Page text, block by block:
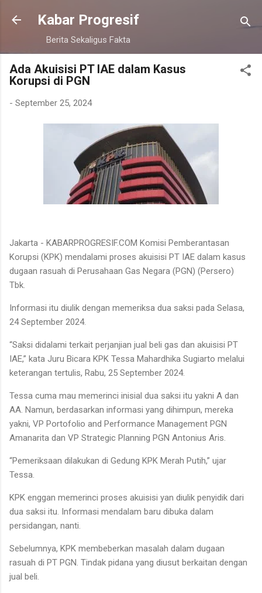
Langsung ke konten utama
Kabar Progresif
Berita Sekaligus Fakta
Ada Akuisisi PT IAE dalam Kasus
Korupsi di PGN
- September 25, 2024
Jakarta - KABARPROGRESIF.COM Komisi Pemberantasan
Korupsi (KPK) mendalami proses akuisisi PT IAE dalam kasus
dugaan rasuah di Perusahaan Gas Negara (PGN) (Persero)
Tbk.
Informasi itu diulik dengan memeriksa dua saksi pada Selasa,
24 September 2024.
“Saksi didalami terkait perjanjian jual beli gas dan akuisisi PT
IAE,” kata Juru Bicara KPK Tessa Mahardhika Sugiarto melalui
keterangan tertulis, Rabu, 25 September 2024.
Tessa cuma mau memerinci inisial dua saksi itu yakni A dan
AA. Namun, berdasarkan informasi yang dihimpun, mereka
yakni, VP Portofolio and Performance Management PGN
Amanarita dan VP Strategic Planning PGN Antonius Aris.
“Pemeriksaan dilakukan di Gedung KPK Merah Putih,” ujar
Tessa.
KPK enggan memerinci proses akuisisi yan diulik penyidik dari
dua saksi itu. Informasi mendalam baru dibuka dalam
persidangan, nanti.
Sebelumnya, KPK membeberkan masalah dalam dugaan
rasuah di PT PGN. Tindak pidana yang diusut berkaitan dengan
jual beli.